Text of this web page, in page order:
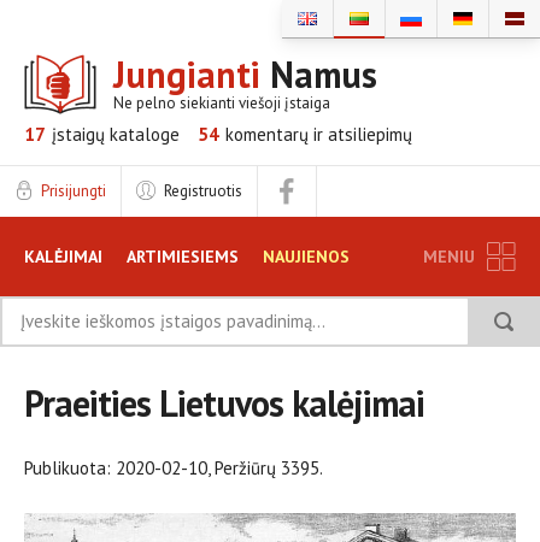
Jungianti Namus
Ne pelno siekianti viešoji įstaiga
17 įstaigų kataloge 54 komentarų ir atsiliepimų
Prisijungti Registruotis
KALĖJIMAI ARTIMIESIEMS NAUJIENOS
TINKLARAŠTIS DUK DISKUSIJOS
ATSILIEPIMAI INFORMACIJA ĮSTAIGOMS
MENIU
Praeities Lietuvos kalėjimai
Publikuota: 2020-02-10, Peržiūrų 3395.